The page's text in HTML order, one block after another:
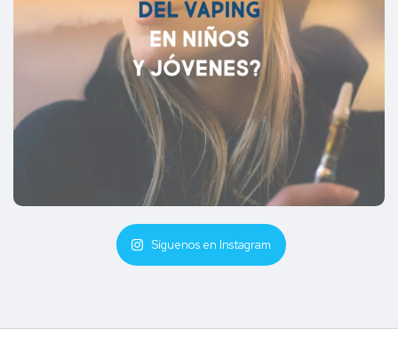
Síguenos en Instagram